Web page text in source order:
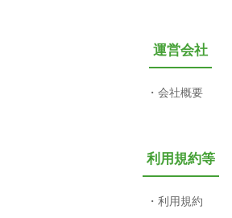
運営会社
会社概要
利用規約等
利用規約